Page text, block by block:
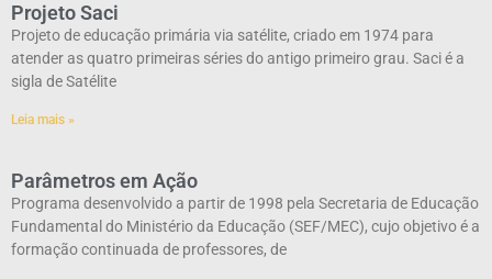
Projeto Saci
Projeto de educação primária via satélite, criado em 1974 para
atender as quatro primeiras séries do antigo primeiro grau. Saci é a
sigla de Satélite
Leia mais »
Parâmetros em Ação
Programa desenvolvido a partir de 1998 pela Secretaria de Educação
Fundamental do Ministério da Educação (SEF/MEC), cujo objetivo é a
formação continuada de professores, de